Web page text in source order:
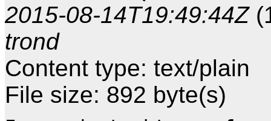
2015-08-14T19:49:44Z
trond
Content type: text/plain
File size: 892 byte(s)